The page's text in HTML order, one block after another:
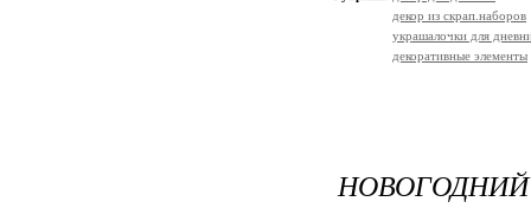
декор из скрап.наборов
украшалочки для
декоративные элементы
НОВОГОДНИЙ